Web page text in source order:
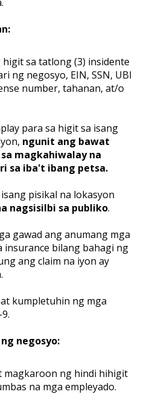
sa tatlong (3) insidente
ng negosyo, EIN, SSN, UBI
number, tahanan, at/o
para sa higit sa isang
ngunit ang bawat
magkahiwalay na
sa iba't ibang petsa.
pisikal na lokasyon
nagsisilbi sa publiko.
gawad ang anumang mga
insurance bilang bahagi ng
ang claim na iyon ay
kumpletuhin ng mga
negosyo:
magkaroon ng hindi hihigit
na mga empleyado.